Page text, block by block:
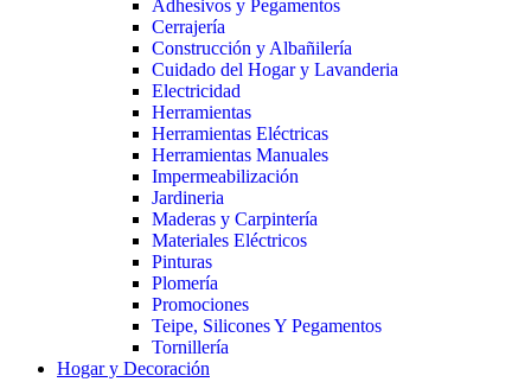
Adhesivos y Pegamentos
Cerrajería
Construcción y Albañilería
Cuidado del Hogar y Lavanderia
Electricidad
Herramientas
Herramientas Eléctricas
Herramientas Manuales
Impermeabilización
Jardineria
Maderas y Carpintería
Materiales Eléctricos
Pinturas
Plomería
Promociones
Teipe, Silicones Y Pegamentos
Tornillería
Hogar y Decoración